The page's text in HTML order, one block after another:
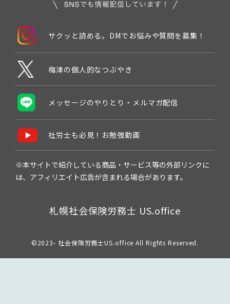
サクッと読める。DMでお悩みや質問を募集！
梅津の個人的なつぶやき
メッセージのやりとり・メルマガ配信
社労士も必見！お勉強動画
※本サイトで紹介している商品・サービス等の外部リンクに
は、アフィリエイト広告が含まれる場合があります。
札幌社会保険労務士 US.office
©2023- 社会保険労務士US.office All Rights Reserved.